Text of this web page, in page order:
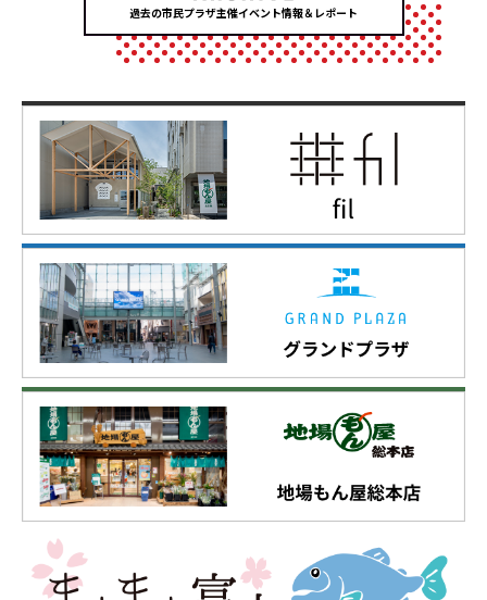
過去の市民プラザ主催イベント情報＆レポート